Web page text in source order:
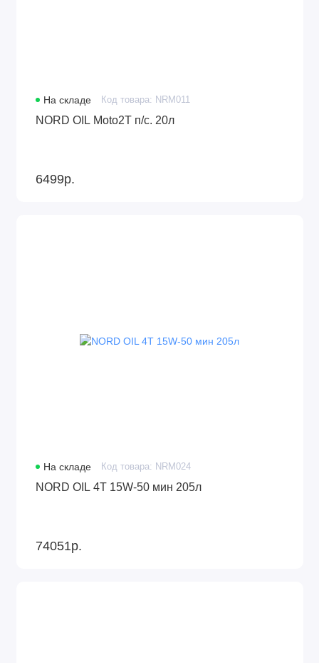
На складе Код товара: NRM011
NORD OIL Moto2Т п/с. 20л
6499р.
На складе Код товара: NRM024
NORD OIL 4Т 15W-50 мин 205л
74051р.